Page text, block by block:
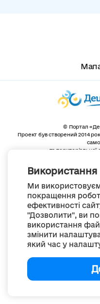
Ми
покращення
ефективності
"Дозволити", ви
використання
змінити
який час у
© Портал
Проект був створений 2014
та територіальної
Весь контент
Creative Commons
якщо не